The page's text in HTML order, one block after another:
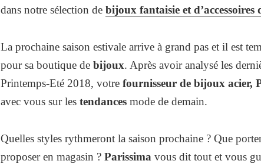
dans notre sélection debijoux fantaisie et d’accessoires
La prochaine saison estivale arrive à grand pas et il est
pour sa boutique de bijoux. Après avoir analysé les
Printemps-Eté 2018, votre fournisseur de bijoux acier,
avec vous sur lestendances mode de demain.
Quelles styles rythmeront la saison prochaine ? Que
proposer en magasin ?Parissima vous dit tout et vous